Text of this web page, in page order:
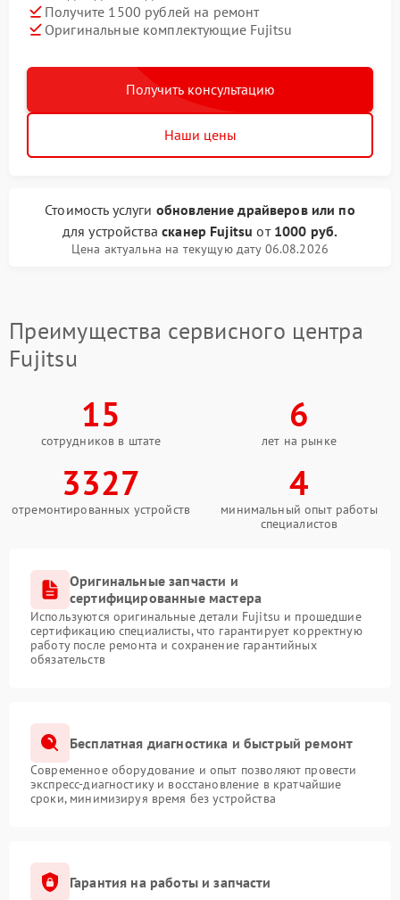
Получите 1500 рублей на ремонт
Оригинальные комплектующие Fujitsu
Получить консультацию
Наши цены
Стоимость услуги обновление драйверов или по
для устройствасканер Fujitsu от 1000 руб.
Цена актуальна на текущую дату 06.08.2026
Преимущества сервисного центра
Fujitsu
15
сотрудников в штате
6
лет на рынке
3327
отремонтированных устройств
4
минимальный опыт работы
специалистов
Оригинальные запчасти и
сертифицированные мастера
Используются оригинальные детали Fujitsu и прошедшие
сертификацию специалисты, что гарантирует корректную
работу после ремонта и сохранение гарантийных
обязательств
Бесплатная диагностика и быстрый ремонт
Современное оборудование и опыт позволяют провести
экспресс-диагностику и восстановление в кратчайшие
сроки, минимизируя время без устройства
Гарантия на работы и запчасти